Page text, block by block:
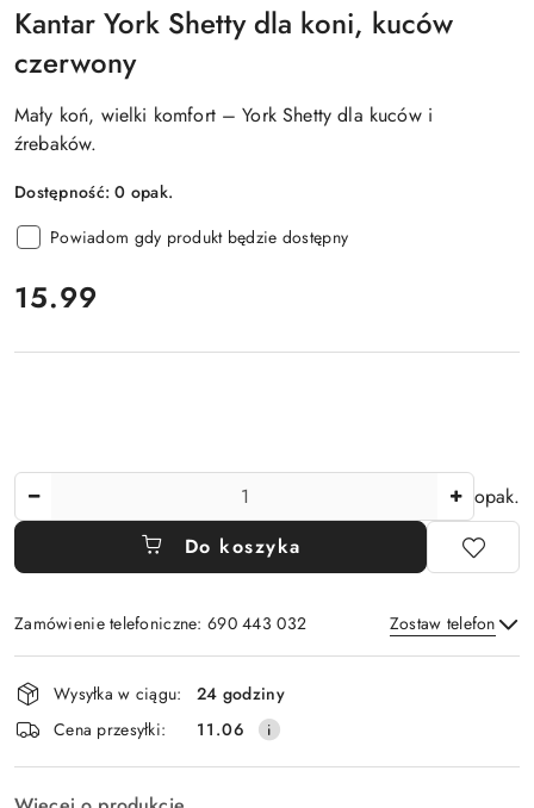
Kantar York Shetty dla koni, kuców
czerwony
Mały koń, wielki komfort – York Shetty dla kuców i
źrebaków.
Dostępność:0 opak.
Powiadom gdy produkt będzie dostępny
cena:
15.99
opak.
Do koszyka
Zamówienie telefoniczne: 690 443 032 Zostaw telefon
Wyślij
Dostępność
i
dostawa
Wysyłka w ciągu:
24 godziny
Cena przesyłki:
11.06